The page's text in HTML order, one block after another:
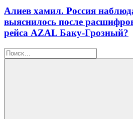
Алиев хамил. Россия
выяснилось после
рейса AZAL Баку-Грозный?
Найти: